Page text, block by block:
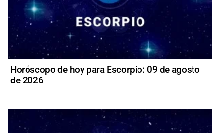
Horóscopo de hoy para Escorpio: 09 de agosto
de 2026